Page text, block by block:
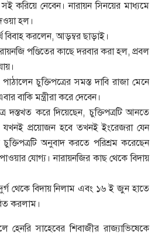
করিয়ে নেবেন। নারায়ন সিনয়ের মাধ্যমে
হল।
বিবাহ করলেন, আড়ম্বর ছাড়াই।
পণ্ডিতের কাছে দরবার করা হল, প্রবল
চুক্তিপত্রের সমস্ত দাবি রাজা মেনে
বাকি মন্ত্রীরা করে দেবেন।
দস্তখত করে দিয়েছেন, চুক্তিপত্রটি আনতে
যখনই প্রয়োজন হবে তখনই ইংরেজরা যেন
অনুবাদ করতে পরিশ্রম করেছেন
যোগ্য। নারায়নজির কাছ থেকে বিদায়
থেকে বিদায় নিলাম এবং ১৬ ই জুন হাতে
করলাম।
সাহেবের শিবাজীর রাজ্যাভিষেকে